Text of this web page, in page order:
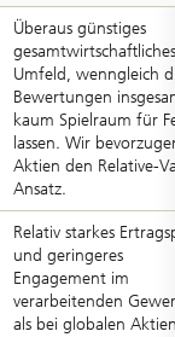
Überaus günstiges
gesamtwirtschaftliches
Umfeld, wenngleich
Bewertungen
kaum Spielraum für
lassen. Wir
Aktien den Relative-
Ansatz.
Relativ starkes
und geringeres
Engagement im
verarbeitenden
als bei globalen